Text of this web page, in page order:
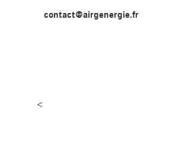
contact@airgenergie.fr
<